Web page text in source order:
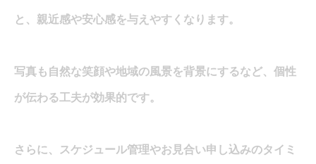
と、親近感や安心感を与えやすくなります。
写真も自然な笑顔や地域の風景を背景にするなど、個性
が伝わる工夫が効果的です。
さらに、スケジュール管理やお見合い申し込みのタイミ